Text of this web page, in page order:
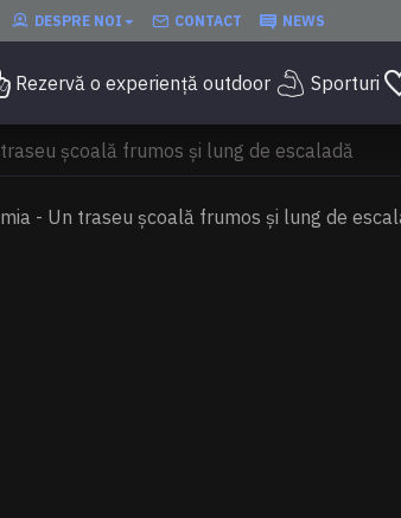
DESPRE NOI CONTACT NEWS
Rezervă o experiență outdoor Sporturi
școală frumos și lung de escaladă